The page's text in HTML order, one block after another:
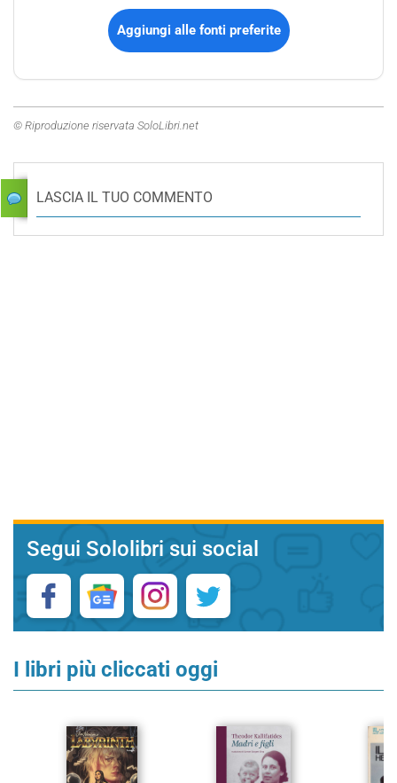
Aggiungi alle fonti preferite
© Riproduzione riservata SoloLibri.net
LASCIA IL TUO COMMENTO
Segui Sololibri sui social
I libri più cliccati oggi